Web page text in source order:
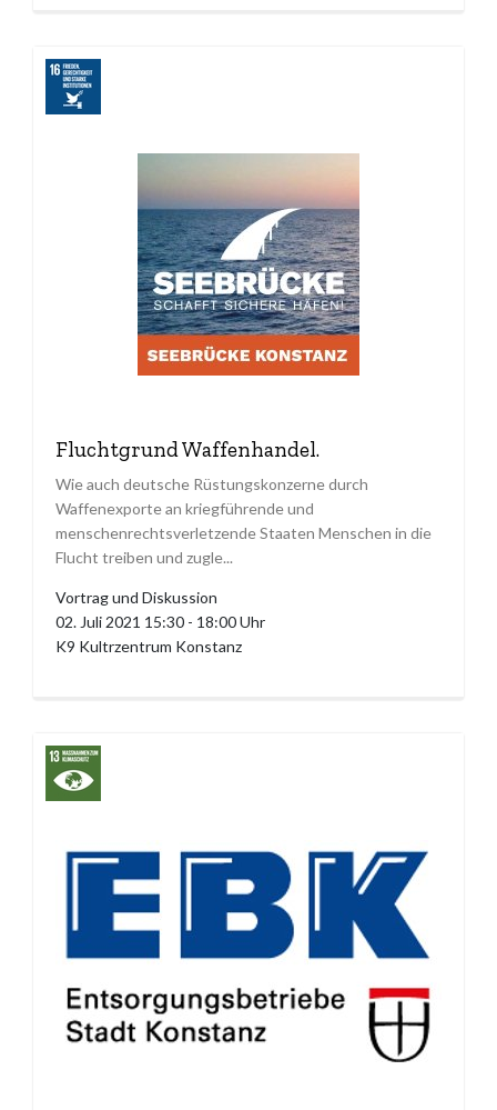
Fluchtgrund Waffenhandel.
Wie auch deutsche Rüstungskonzerne durch
Waffenexporte an kriegführende und
menschenrechtsverletzende Staaten Menschen in die
Flucht treiben und zugle...
Vortrag und Diskussion
02. Juli 2021 15:30 - 18:00 Uhr
K9 Kultrzentrum Konstanz